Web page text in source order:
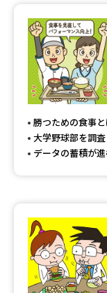
高等学校（情報）教員
大学で学べる内容
データサイエンス特集
デジタルパンフレット
勝つための食事
大学野球部を調査
データの蓄積が